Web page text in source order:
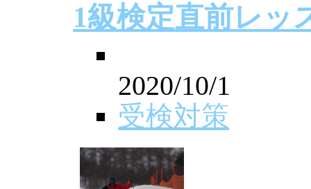
1級検定直前レ
2020/10/1
受検対策